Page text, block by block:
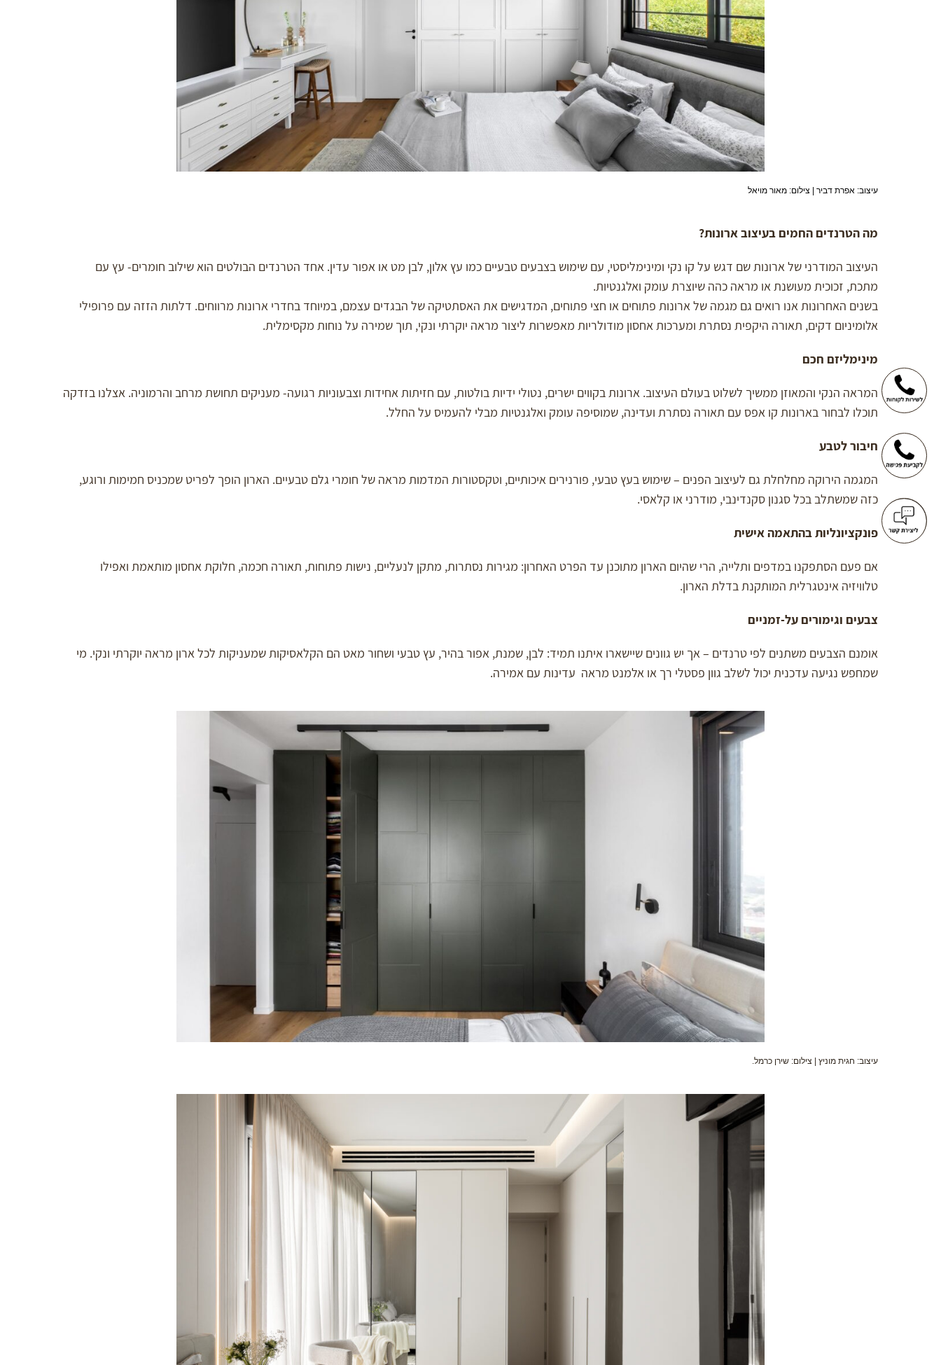
עיצוב: אפרת דביר | צילום: מאור מויאל
מה הטרנדים החמים בעיצוב ארונות?
העיצוב המודרני של ארונות שם דגש על קו נקי ומינימליסטי, עם שימוש בצבעים טבעיים כמו עץ אלון, לבן מט או אפור עדין. אחד הטרנדים הבולטים הוא שילוב חומרים- עץ עם
מתכת, זכוכית מעושנת או מראה כהה שיוצרת עומק ואלגנטיות.
בשנים האחרונות אנו רואים גם מגמה של ארונות פתוחים או חצי פתוחים, המדגישים את האסתטיקה של הבגדים עצמם, במיוחד בחדרי ארונות מרווחים. דלתות הזזה עם פרופילי
אלומיניום דקים, תאורה היקפית נסתרת ומערכות אחסון מודולריות מאפשרות ליצור מראה יוקרתי ונקי, תוך שמירה על נוחות מקסימלית.
מינימליזם חכם
המראה הנקי והמאוזן ממשיך לשלוט בעולם העיצוב. ארונות בקווים ישרים, נטולי ידיות בולטות, עם חזיתות אחידות וצבעוניות רגועה- מעניקים תחושת מרחב והרמוניה. אצלנו בזדקה
תוכלו לבחור בארונות קו אפס עם תאורה נסתרת ועדינה, שמוסיפה עומק ואלגנטיות מבלי להעמיס על החלל.
חיבור לטבע
המגמה הירוקה מחלחלת גם לעיצוב הפנים – שימוש בעץ טבעי, פורנירים איכותיים, וטקסטורות המדמות מראה של חומרי גלם טבעיים. הארון הופך לפריט שמכניס חמימות ורוגע,
כזה שמשתלב בכל סגנון סקנדינבי, מודרני או קלאסי.
פונקציונליות בהתאמה אישית
אם פעם הסתפקנו במדפים ותלייה, הרי שהיום הארון מתוכנן עד הפרט האחרון: מגירות נסתרות, מתקן לנעליים, נישות פתוחות, תאורה חכמה, חלוקת אחסון מותאמת ואפילו
טלוויזיה אינטגרלית המותקנת בדלת הארון.
צבעים וגימורים על-זמניים
אומנם הצבעים משתנים לפי טרנדים – אך יש גוונים שיישארו איתנו תמיד: לבן, שמנת, אפור בהיר, עץ טבעי ושחור מאט הם הקלאסיקות שמעניקות לכל ארון מראה יוקרתי ונקי. מי
שמחפש נגיעה עדכנית יכול לשלב גוון פסטלי רך או אלמנט מראה עדינות עם אמירה.
עיצוב: חגית מוניץ | צילום: שירן כרמל.